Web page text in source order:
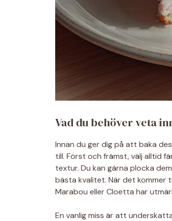
Vad du behöver veta
Innan du ger dig på att baka
till. Först och främst, välj alltid
textur. Du kan gärna plocka
bästa kvalitet. När det kommer
Marabou eller Cloetta har
En vanlig miss är att